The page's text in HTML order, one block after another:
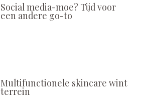
Social media-moe? Tijd voor
een andere go-to
Multifunctionele skincare wint
terrein